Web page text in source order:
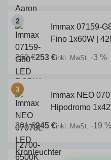
Immax 07159-
Fino 1x60W |
260 €253 €inkl. MwSt. -3 %
Immax NEO
Hipodromo
301 €245 €inkl. MwSt. -19 %